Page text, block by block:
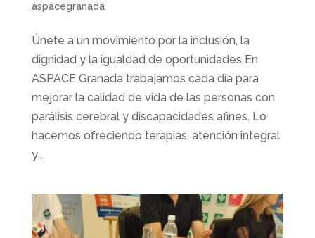
aspacegranada
Únete a un movimiento por la inclusión, la
dignidad y la igualdad de oportunidades En
ASPACE Granada trabajamos cada día para
mejorar la calidad de vida de las personas con
parálisis cerebral y discapacidades afines. Lo
hacemos ofreciendo terapias, atención integral
y...